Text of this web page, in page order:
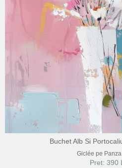
Buchet Alb Si
Giclée pe
Pret: 390